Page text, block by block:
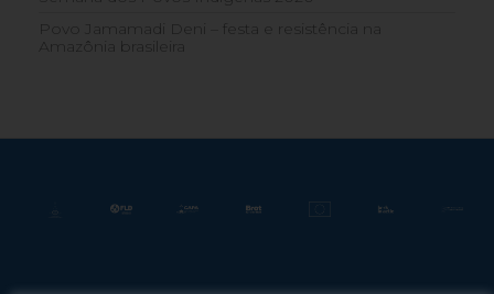
Povo Jamamadi Deni – festa e resistência na
Amazônia brasileira